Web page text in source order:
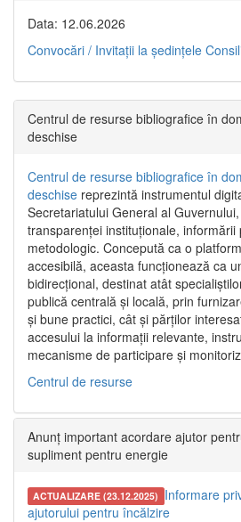
Data: 12.06.2026
Convocări / Invitaţii la şedinţele
Centrul de resurse bibliografice în
deschise
Centrul de resurse bibliografice în
deschise reprezintă instrumentul
Secretariatului General al
transparenței instituționale, informării
metodologic. Concepută ca o
accesibilă, aceasta funcționează ca
bidirecțional, destinat atât
publică centrală și locală, prin
și bune practici, cât și părților
accesului la informații relevante,
mecanisme de participare și
Centrul de resurse
Anunț important acordare ajutor
supliment pentru energie
ACTUALIZARE (23.12.2025) Informare
ajutorului pentru încălzire